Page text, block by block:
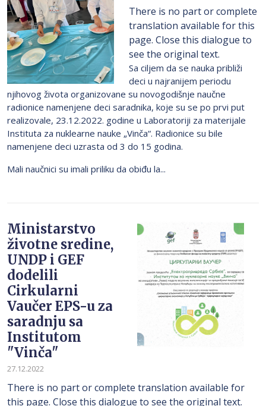
There is no part or complete
translation available for this
page. Close this dialogue to
see the original text.
Sa ciljem da se nauka približi
deci u najranijem periodu
njihovog života organizovane su novogodišnje naučne
radionice namenjene deci saradnika, koje su se po prvi put
realizovale, 23.12.2022. godine u Laboratoriji za materijale
Instituta za nuklearne nauke „Vinča“. Radionice su bile
namenjene deci uzrasta od 3 do 15 godina.
Mali naučnici su imali priliku da obiđu la...
Ministarstvo
životne sredine,
UNDP i GEF
dodelili
Cirkularni
Vaučer EPS-u za
saradnju sa
Institutom
"Vinča"
27.12.2022
There is no part or complete translation available for
this page. Close this dialogue to see the original text.